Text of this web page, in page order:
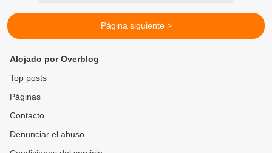
Página siguiente >
Alojado por Overblog
Top posts
Páginas
Contacto
Denunciar el abuso